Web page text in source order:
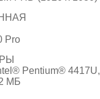
Pro
Pentium® 4417U,
МБ